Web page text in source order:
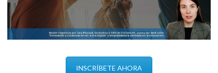
INSCRÍBETE AHORA